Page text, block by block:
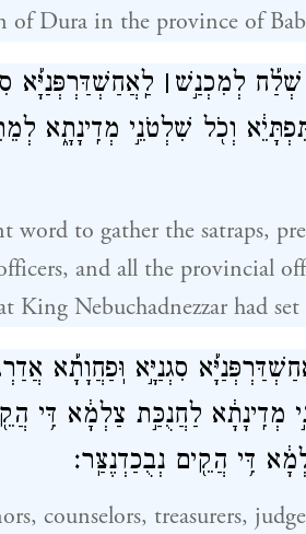
of Dura in the province of
שְׁלַ֡ח לְמִכְנַ֣שׁ ׀ לַֽאֲחַשְׁדַּרְפְּנַיָּ֡א
וְכֹ֖ל שִׁלְטֹנֵ֣י מְדִֽינָתָ֑א
word to gather the satraps,
and all the provincial
King Nebuchadnezzar had set
סִגְנַיָּ֣א וּֽפַחֲוָתָ֡א
מְדִֽינָתָ֔א לַחֲנֻכַּ֣ת צַלְמָ֔א דִּ֥י
דִּ֥י הֲקֵ֖ים נְבֻכַדְנֶצַּֽר׃
counselors, treasurers,